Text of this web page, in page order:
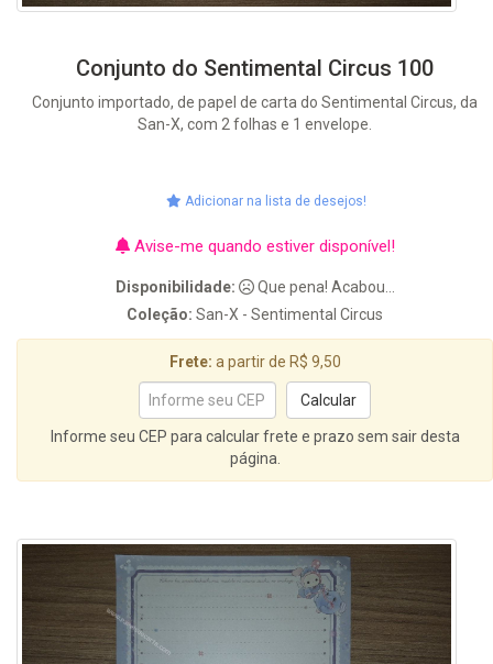
Conjunto do Sentimental Circus 100
Conjunto importado, de papel de carta do Sentimental Circus, da
San-X, com 2 folhas e 1 envelope.
Adicionar na lista de desejos!
Avise-me quando estiver disponível!
Disponibilidade:
Que pena! Acabou...
Coleção: San-X - Sentimental Circus
Frete: a partir de R$ 9,50
Informe seu CEP para calcular frete e prazo sem sair desta
página.